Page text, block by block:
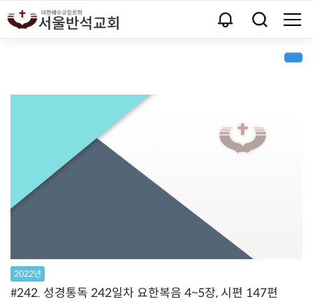
2022년
#242. 성경통독 242일차 요한복음 4~5장, 시편 147편